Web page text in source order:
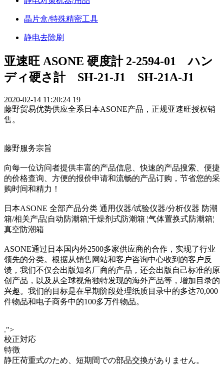
晶片盒/特殊精密工具
静电去除刷
亚速旺 ASONE 硬度計 2-2594-01 ハン
ディ硬さ計 SH-21-J1 SH-21A-J1
2020-02-14 11:20:24 19
藤野贸易优势供应全系日本ASONE产品，正规亚速旺授权销
售。
藤野服务宗旨
向每一位访问者提供丰富的产品信息、快速的产品搜索、便捷
的价格查询、方便的报价申请和流畅的产品订购，节省您的采
购时间和精力！
日本ASONE 全部产品分类 通用仪器/试验仪器/分析仪器 防潮
箱/相关产品¦自动防潮箱¦干燥剂式防潮箱 ¦气体置换式防潮箱¦
真空防潮箱
ASONE通过日本国内外2500多家供应商的合作，实现了行业
领先的分类。根据从销售网站和客户咨询中心收到的客户反
馈，我们不仅会出版知名厂商的产品，还会出版自己标准的原
创产品，以及从全球视角独特发现的海外产品等，增加目录的
兴趣。我们的目标是在早期阶段处理纸质目录中的多达70,000
件物品和电子商务中的100多万件物品。
.">
校正対応
特徴
静圧荷重式のため、短期間での部品交換がありません。